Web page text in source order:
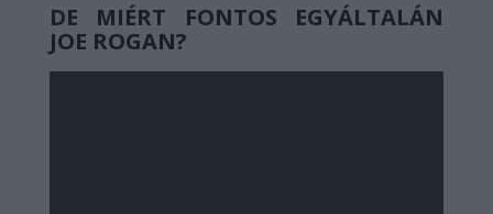
DE MIÉRT FONTOS EGYÁLTALÁN
JOE ROGAN?